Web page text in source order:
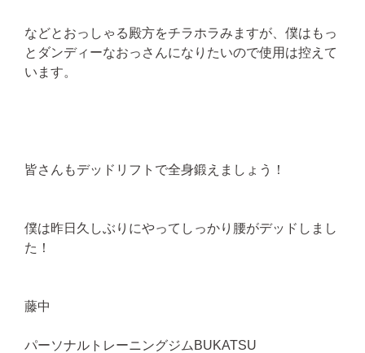
などとおっしゃる殿方をチラホラみますが、僕はもっ
とダンディーなおっさんになりたいので使用は控えて
います。
皆さんもデッドリフトで全身鍛えましょう！
僕は昨日久しぶりにやってしっかり腰がデッドしまし
た！
藤中
パーソナルトレーニングジムBUKATSU